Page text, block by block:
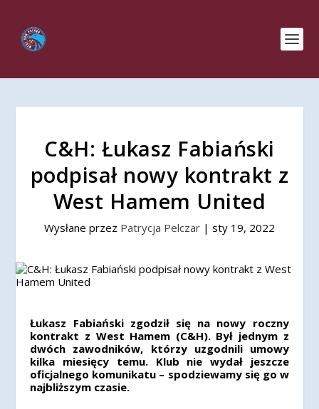
C&H: Łukasz Fabiański
podpisał nowy kontrakt z
West Hamem United
Wysłane przez Patrycja Pelczar | sty 19, 2022
Łukasz Fabiański zgodził się na nowy roczny
kontrakt z West Hamem (C&H). Był jednym z
dwóch zawodników, którzy uzgodnili umowy
kilka miesięcy temu. Klub nie wydał jeszcze
oficjalnego komunikatu – spodziewamy się go w
najbliższym czasie.